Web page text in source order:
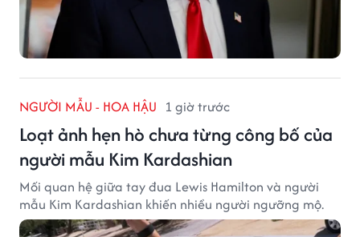
NGƯỜI MẪU - HOA HẬU 1 giờ trước
Loạt ảnh hẹn hò chưa từng công bố của
người mẫu Kim Kardashian
Mối quan hệ giữa tay đua Lewis Hamilton và người
mẫu Kim Kardashian khiến nhiều người ngưỡng mộ.